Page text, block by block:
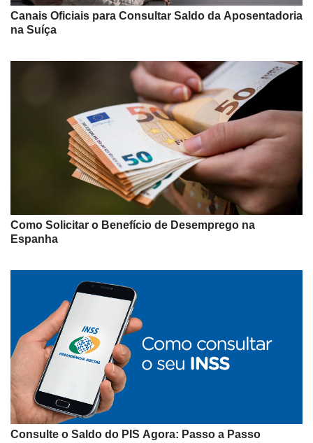
Canais Oficiais para Consultar Saldo da Aposentadoria
na Suíça
Como Solicitar o Benefício de Desemprego na
Espanha
Consulte o Saldo do PIS Agora: Passo a Passo